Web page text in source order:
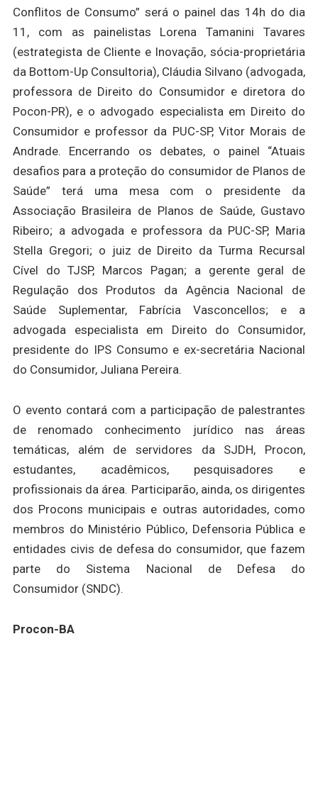
Conflitos de Consumo” será o painel das 14h do dia
11, com as painelistas Lorena Tamanini Tavares
(estrategista de Cliente e Inovação, sócia-proprietária
da Bottom-Up Consultoria), Cláudia Silvano (advogada,
professora de Direito do Consumidor e diretora do
Pocon-PR), e o advogado especialista em Direito do
Consumidor e professor da PUC-SP, Vitor Morais de
Andrade. Encerrando os debates, o painel “Atuais
desafios para a proteção do consumidor de Planos de
Saúde” terá uma mesa com o presidente da
Associação Brasileira de Planos de Saúde, Gustavo
Ribeiro; a advogada e professora da PUC-SP, Maria
Stella Gregori; o juiz de Direito da Turma Recursal
Cível do TJSP, Marcos Pagan; a gerente geral de
Regulação dos Produtos da Agência Nacional de
Saúde Suplementar, Fabrícia Vasconcellos; e a
advogada especialista em Direito do Consumidor,
presidente do IPS Consumo e ex-secretária Nacional
do Consumidor, Juliana Pereira.
O evento contará com a participação de palestrantes
de renomado conhecimento jurídico nas áreas
temáticas, além de servidores da SJDH, Procon,
estudantes, acadêmicos, pesquisadores e
profissionais da área. Participarão, ainda, os dirigentes
dos Procons municipais e outras autoridades, como
membros do Ministério Público, Defensoria Pública e
entidades civis de defesa do consumidor, que fazem
parte do Sistema Nacional de Defesa do
Consumidor (SNDC).
Procon-BA